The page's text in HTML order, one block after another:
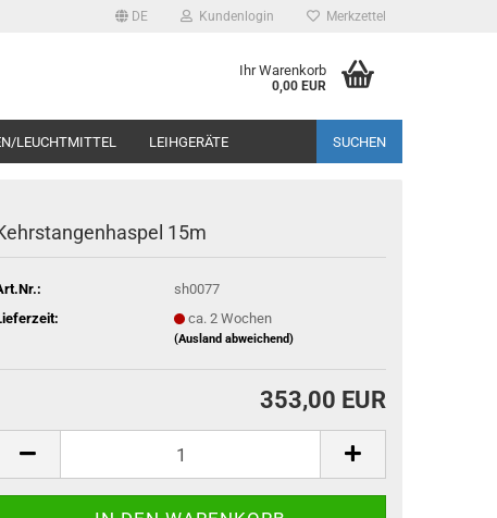
DE Kundenlogin Merkzettel
Ihr Warenkorb
0,00 EUR
LEUCHTMITTEL LEIHGERÄTE SUCHEN
nur der Preis, sondern auch die Beratung. Rufen Sie uns
15m
sh0077
ca. 2 Wochen
(Ausland abweichend)
353,00 EUR